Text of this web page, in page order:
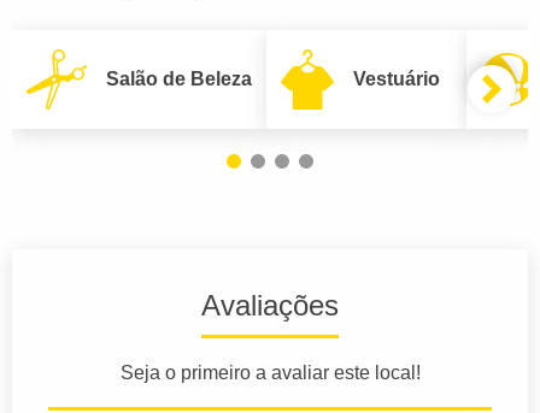
Salão de Beleza Vestuário
Avaliações
Seja o primeiro a avaliar este local!